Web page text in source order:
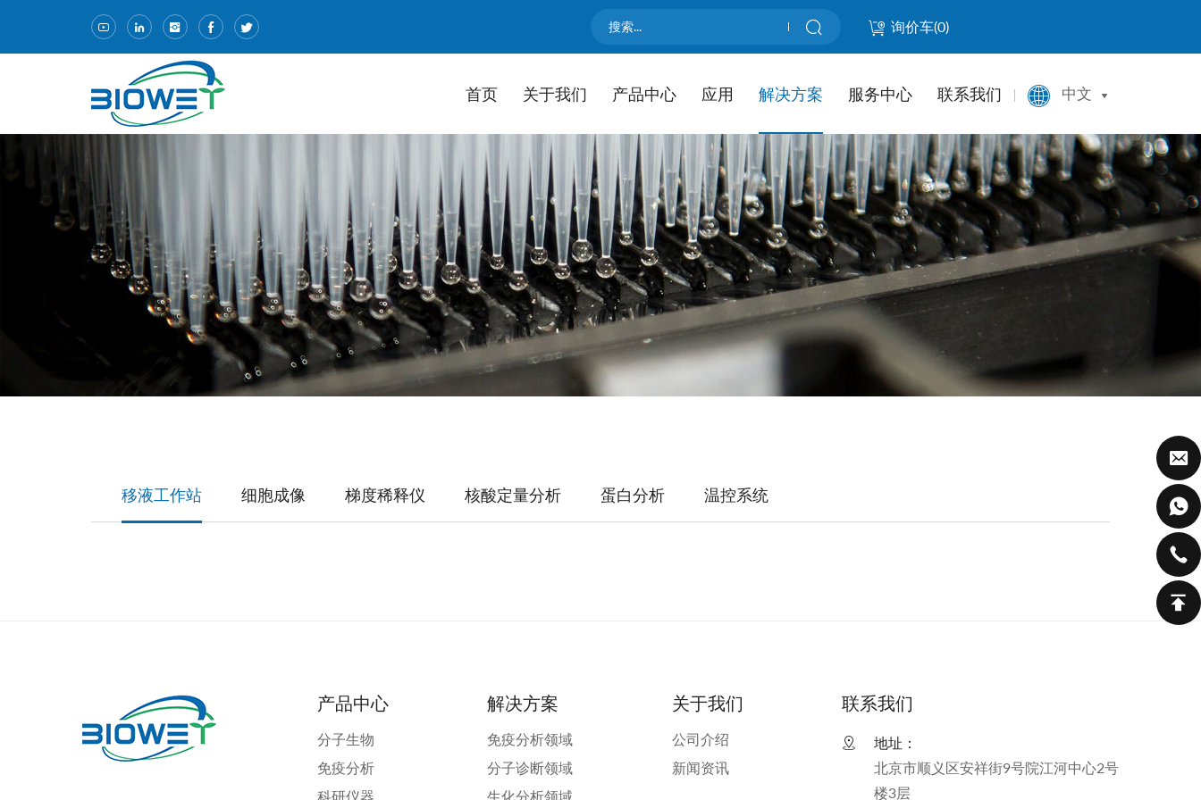
询价车(0)
首页 关于我们 产品中心 应用 解决方案 服务中心 联系我们 中文
移液工作站 细胞成像 梯度稀释仪 核酸定量分析 蛋白分析 温控系统
产品中心
分子生物
免疫分析
科研仪器
解决方案
免疫分析领域
分子诊断领域
生化分析领域
关于我们
公司介绍
新闻资讯
联系我们
地址：
北京市顺义区安祥街9号院江河中心2号
楼3层